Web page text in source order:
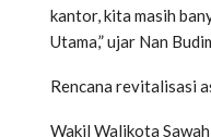
kantor, kita masih
Utama,” ujar Nan
Rencana revitalisasi
Wakil Walikota